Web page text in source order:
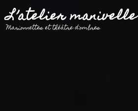
au
contenu
L’atelier manivelle
Marionnettes et théâtre d'ombres